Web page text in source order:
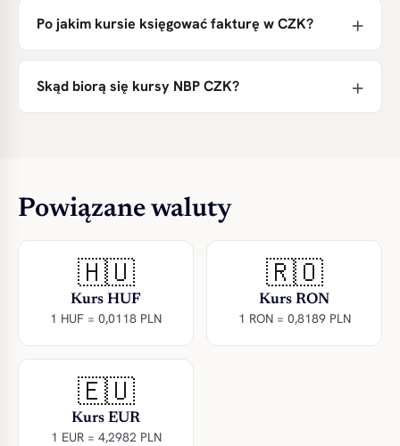
Po jakim kursie księgować fakturę w CZK?
Skąd biorą się kursy NBP CZK?
Powiązane waluty
🇭🇺
Kurs HUF
1 HUF = 0,0118 PLN
🇷🇴
Kurs RON
1 RON = 0,8189 PLN
🇪🇺
Kurs EUR
1 EUR = 4,2982 PLN